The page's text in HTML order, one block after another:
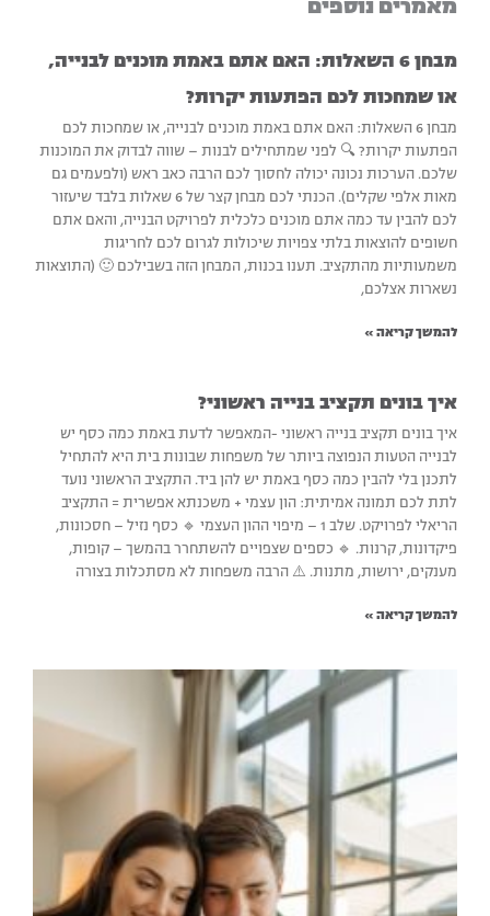
site
מאמרים נוספים
מבחן 6 השאלות: האם אתם באמת מוכנים לבנייה,
או שמחכות לכם הפתעות יקרות?
מבחן 6 השאלות: האם אתם באמת מוכנים לבנייה, או שמחכות לכם
הפתעות יקרות? 🔍 לפני שמתחילים לבנות – שווה לבדוק את המוכנות
שלכם. הערכות נכונה יכולה לחסוך לכם הרבה כאב ראש (ולפעמים גם
מאות אלפי שקלים). הכנתי לכם מבחן קצר של 6 שאלות בלבד שיעזור
לכם להבין עד כמה אתם מוכנים כלכלית לפרויקט הבנייה, והאם אתם
חשופים להוצאות בלתי צפויות שיכולות לגרום לכם לחריגות
משמעותיות מהתקציב. תענו בכנות, המבחן הזה בשבילכם 🙂 (התוצאות
נשארות אצלכם,
להמשך קריאה »
איך בונים תקציב בנייה ראשוני?
איך בונים תקציב בנייה ראשוני -המאפשר לדעת באמת כמה כסף יש
לבנייה הטעות הנפוצה ביותר של משפחות שבונות בית היא להתחיל
לתכנן בלי להבין כמה כסף באמת יש להן ביד. התקציב הראשוני נועד
לתת לכם תמונה אמיתית: הון עצמי + משכנתא אפשרית = התקציב
הריאלי לפרויקט. שלב 1 – מיפוי ההון העצמי 🔹 כסף נזיל – חסכונות,
פיקדונות, קרנות. 🔹 כספים שצפויים להשתחרר בהמשך – קופות,
מענקים, ירושות, מתנות. ⚠️ הרבה משפחות לא מסתכלות בצורה
להמשך קריאה »